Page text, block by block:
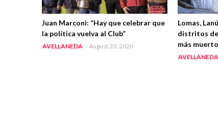
Juan Marconi: “Hay que celebrar que
la política vuelva al Club”
AVELLANEDA - August 20, 2020
Lomas,
distritos
más
AVELLANEDA